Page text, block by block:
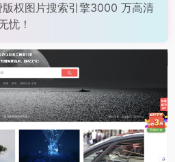
权图片搜索引擎3000 万高清
忧！